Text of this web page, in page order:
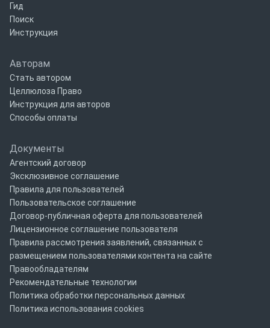
Гид
Поиск
Инструкция
Авторам
Стать автором
Целлюлоза Право
Инструкция для авторов
Способы оплаты
Документы
Агентский договор
Эксклюзивное соглашение
Правила для пользователей
Пользовательское соглашение
Договор-публичная оферта для пользователей
Лицензионное соглашение пользователя
Правила рассмотрения заявлений, связанных с
размещением пользователями контента на сайте
Правообладателям
Рекомендательные технологии
Политика обработки персональных данных
Политика использования cookies